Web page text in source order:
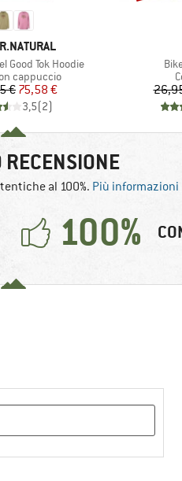
Good Tok Hoodie
di prodotti
cappuccio
Prezzo
€Prezzo ridotto
75,58 €
3,5(2)
RECENSIONE
al 100%. Più informazioni
100%